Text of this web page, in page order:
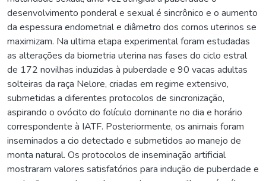
desenvolvimento ponderal e sexual é sincrônico e o aumento
da espessura endometrial e diâmetro dos cornos uterinos se
maximizam. Na ultima etapa experimental foram estudadas
as alterações da biometria uterina nas fases do ciclo estral
de 172 novilhas induzidas à puberdade e 90 vacas adultas
solteiras da raça Nelore, criadas em regime extensivo,
submetidas a diferentes protocolos de sincronização,
aspirando o ovócito do folículo dominante no dia e horário
correspondente à IATF. Posteriormente, os animais foram
inseminados a cio detectado e submetidos ao manejo de
monta natural. Os protocolos de inseminação artificial
mostraram valores satisfatórios para indução de puberdade e